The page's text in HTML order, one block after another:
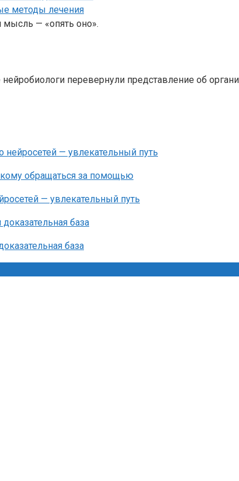
методы лечения
мысль — «опять оно».
перевернули представление об
нейросетей — увлекательный путь
кому обращаться за помощью
— увлекательный путь
база
база